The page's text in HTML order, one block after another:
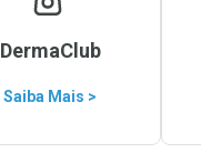
DermaClub
Saiba Mais >